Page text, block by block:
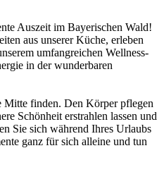
Auszeit im Bayerischen Wald!
aus unserer Küche, erleben
umfangreichen Wellness-
in der wunderbaren
Mitte finden. Den Körper pflegen
Schönheit erstrahlen lassen und
Sie sich während Ihres Urlaubs
ganz für sich alleine und tun